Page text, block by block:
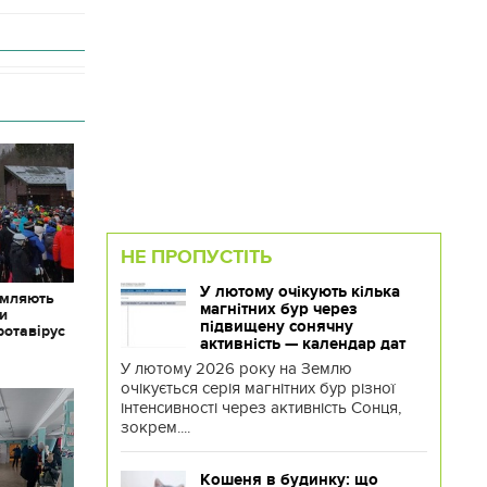
НЕ ПРОПУСТІТЬ
У лютому очікують кілька
магнітних бур через
підвищену сонячну
активність — календар дат
У лютому 2026 року на Землю
очікується серія магнітних бур різної
інтенсивності через активність Сонця,
зокрем....
Кошеня в будинку: що